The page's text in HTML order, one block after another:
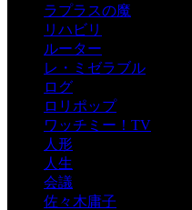
ラプラスの魔
リハビリ
ルーター
レ・ミゼラブル
ログ
ロリポップ
ワッチミー！TV
人形
人生
会議
佐々木庸子